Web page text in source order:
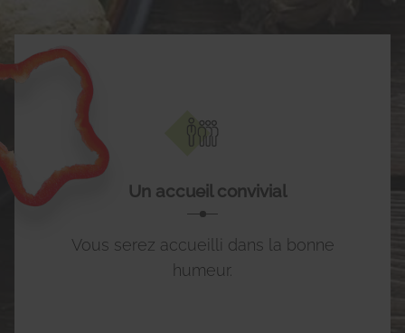
Un accueil convivial
Vous serez accueilli dans la bonne
humeur.